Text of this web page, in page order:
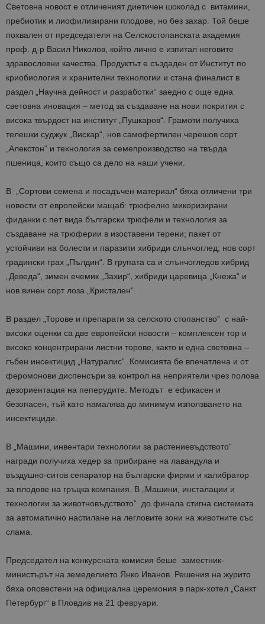
Световна новост е отличеният диетичен шоколад с витамини,
пребиотик и лиофилизирани плодове, но без захар. Той беше
похвален от председателя на Селскостопанската академия
проф. д-р Васил Николов, който лично е изпитал неговите
здравословни качества. Продуктът е създаден от Институт по
криобиология и хранителни технологии и стана финалист в
раздел „Научна дейност и разработки“ заедно с още една
световна иновация – метод за създаване на нови покрития с
висока твърдост на институт „Пушкаров“. Грамоти получиха
телешки суджук „Вискар“, нов самофертилен черешов сорт
„Алекстон“ и технология за семепроизводство на твърда
пшеница, които също са дело на наши учени.
В „Сортови семена и посадъчен материал“ бяха отличени три
новости от европейски мащаб: трюфелно микоризирани
фиданки с пет вида български трюфели и технология за
създаване на трюферии в изоставени терени; пакет от
устойчиви на болести и паразити хибриди слънчоглед; нов сорт
градински грах „Пълдин“. В групата са и слънчогледов хибрид
„Деведа“, зимен ечемик „Захир“, хибриди царевица „Кнежа“ и
нов винен сорт лоза „Кристален“.
В раздел „Торове и препарати за селското стопанство“ с най-
високи оценки са две европейски новости – комплексен тор и
високо концентрирани листни торове, както и една световна –
гъбен инсектицид „Натуралис“. Комисията бе впечатлена и от
феромонови диспенсъри за контрол на неприятели чрез полова
дезориентация на пеперудите. Методът е ефикасен и
безопасен, тъй като намалява до минимум използването на
инсектициди.
В „Машини, инвентари технологии за растениевъдството“
награди получиха хедер за прибиране на лавандула и
въздушно-ситов сепаратор на български фирми и калибратор
за плодове на гръцка компания. В „Машини, инсталации и
технологии за животновъдството“ до финала стигна системата
за автоматично настилане на легловите зони на животните със
слама.
Председател на конкурсната комисия беше заместник-
министърът на земеделието Янко Иванов. Решения на журито
бяха оповестени на официална церемония в парк-хотел „Санкт
Петербург“ в Пловдив на 21 февруари.